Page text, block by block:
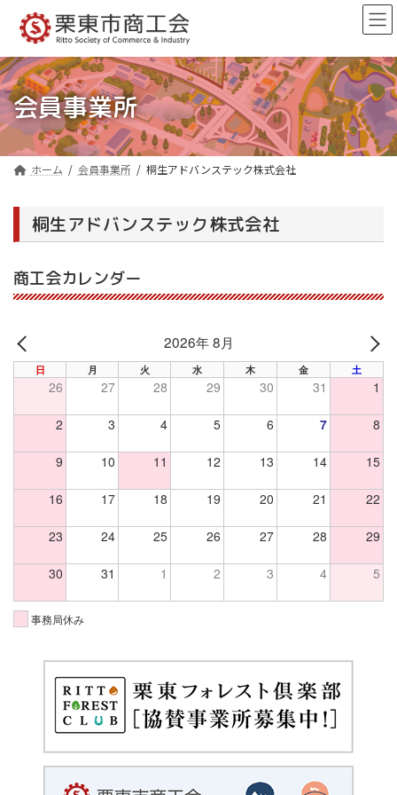
ン
ツ
へ
ス
キ
ッ
ー
シ
ョ
ン
に
移
会員事業所
ホーム 会員事業所 桐生アドバンステック株式会社
桐生アドバンステック株式会社
商工会カレンダー
PREV
2026年 8月
日 月 火 水 木 金 土
26 27 28 29 30 31 1
2 3 4 5 6 7 8
9 10 11 12 13 14 15
16 17 18 19 20 21 22
23 24 25 26 27 28 29
30 31 1 2 3 4 5
事務局休み